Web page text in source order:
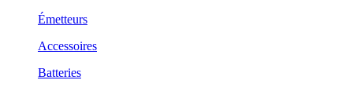
Émetteurs
Accessoires
Batteries